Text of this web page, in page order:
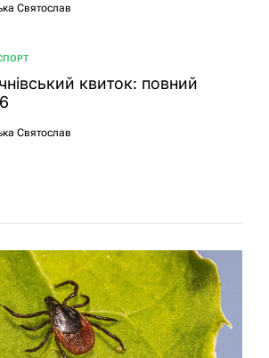
Святослав
квиток: повний
Святослав